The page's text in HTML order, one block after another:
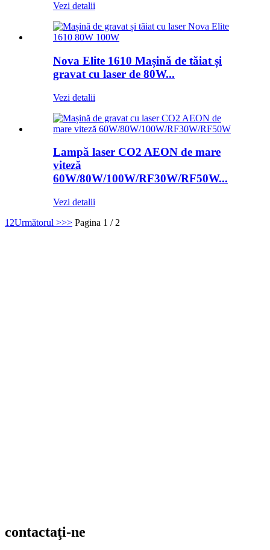
Vezi detalii
Nova Elite 1610 Mașină de tăiat și
gravat cu laser de 80W...
Vezi detalii
Lampă laser CO2 AEON de mare
viteză
60W/80W/100W/RF30W/RF50W...
Vezi detalii
1 2Următorul >>> Pagina 1 / 2
contactaţi-ne